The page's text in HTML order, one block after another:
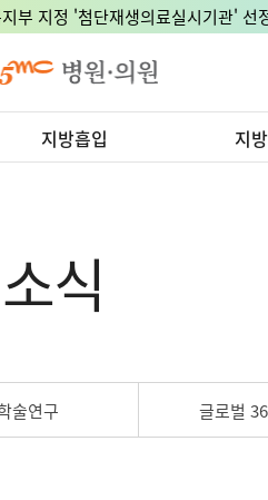
부 지정 '첨단재생의료실시기관' 선
지방흡입 지
식
술연구 글로벌